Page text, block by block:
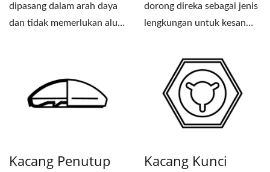
dipasang dalam arah daya
dan tidak memerlukan alur
dorong direka sebagai jenis
lengkungan untuk kesan
Kacang Penutup
Kacang Kunci